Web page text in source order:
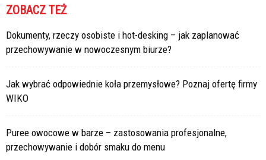
ZOBACZ TEŻ
Dokumenty, rzeczy osobiste i hot-desking – jak zaplanować
przechowywanie w nowoczesnym biurze?
Jak wybrać odpowiednie koła przemysłowe? Poznaj ofertę firmy
WIKO
Puree owocowe w barze – zastosowania profesjonalne,
przechowywanie i dobór smaku do menu